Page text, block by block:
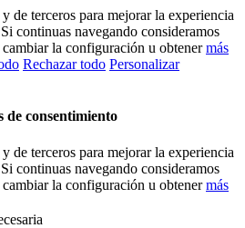
de terceros para mejorar la experiencia
continuas navegando consideramos
cambiar la configuración u obtenermás
Rechazar todo Personalizar
de consentimiento
de terceros para mejorar la experiencia
continuas navegando consideramos
cambiar la configuración u obtenermás